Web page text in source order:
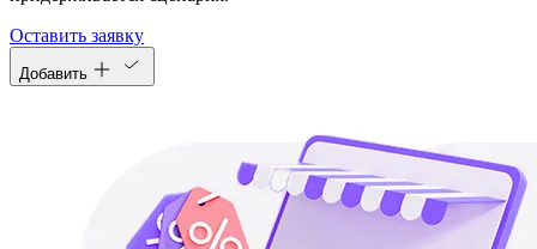
Оставить заявку
Добавить